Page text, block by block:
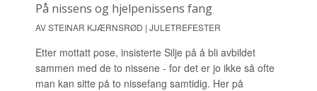
På nissens og hjelpenissens fang
AV STEINAR KJÆRNSRØD | JULETREFESTER
Etter mottatt pose, insisterte Silje på å bli avbildet
sammen med de to nissene - for det er jo ikke så ofte
man kan sitte på to nissefang samtidig. Her på